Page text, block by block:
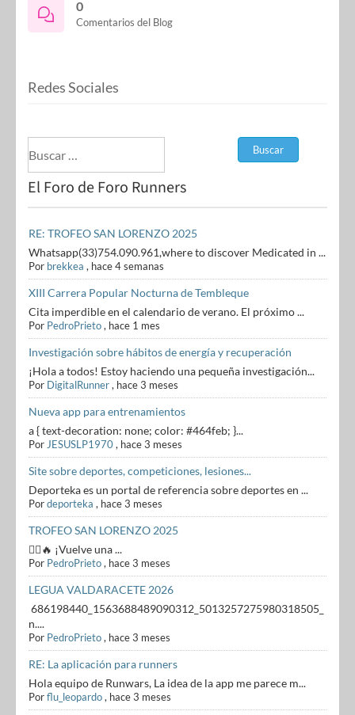
0
Comentarios del Blog
Redes Sociales
El Foro de Foro Runners
RE: TROFEO SAN LORENZO 2025
Whatsapp(33)754.090.961,where to discover Medicated in ...
Por brekkea , hace 4 semanas
XIII Carrera Popular Nocturna de Tembleque
Cita imperdible en el calendario de verano. El próximo ...
Por PedroPrieto, hace 1 mes
Investigación sobre hábitos de energía y recuperación
¡Hola a todos! Estoy haciendo una pequeña investigación...
Por DigitalRunner, hace 3 meses
Nueva app para entrenamientos
a { text-decoration: none; color: #464feb; }...
Por JESUSLP1970, hace 3 meses
Site sobre deportes, competiciones, lesiones...
Deporteka es un portal de referencia sobre deportes en ...
Pordeporteka , hace 3 meses
TROFEO SAN LORENZO 2025
🏃‍♂️🔥 ¡Vuelve una ...
Por PedroPrieto, hace 3 meses
LEGUA VALDARACETE 2026
686198440_1563688489090312_5013257275980318505_
n....
Por PedroPrieto, hace 3 meses
RE: La aplicación para runners
Hola equipo de Runwars, La idea de la app me parece m...
Porflu_leopardo, hace 3 meses